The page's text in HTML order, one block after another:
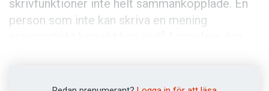
skrivfunktioner inte helt sammankopplade. En
person som inte kan skriva en mening
Forskare i neuropsykologi vid Johns Hopkins